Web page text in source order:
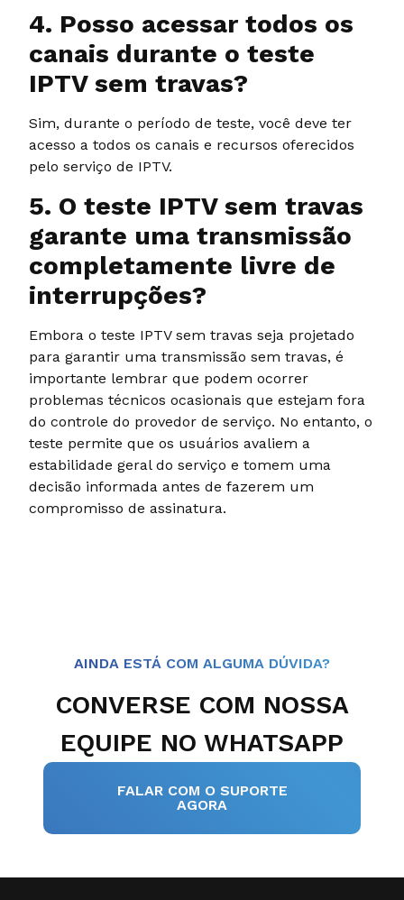
4. Posso acessar todos os
canais durante o teste
IPTV sem travas?
Sim, durante o período de teste, você deve ter
acesso a todos os canais e recursos oferecidos
pelo serviço de IPTV.
5. O teste IPTV sem travas
garante uma transmissão
completamente livre de
interrupções?
Embora o teste IPTV sem travas seja projetado
para garantir uma transmissão sem travas, é
importante lembrar que podem ocorrer
problemas técnicos ocasionais que estejam fora
do controle do provedor de serviço. No entanto, o
teste permite que os usuários avaliem a
estabilidade geral do serviço e tomem uma
decisão informada antes de fazerem um
compromisso de assinatura.
AINDA ESTÁ COM ALGUMA DÚVIDA?
CONVERSE COM NOSSA
EQUIPE NO WHATSAPP
FALAR COM O SUPORTE
AGORA